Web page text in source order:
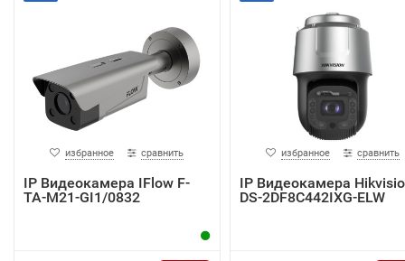
избранное сравнить
IP Видеокамера IFlow F-
TA-M21-GI1/0832
избранное сравнить
IP Видеокамера
DS-2DF8C442IXG-ELW